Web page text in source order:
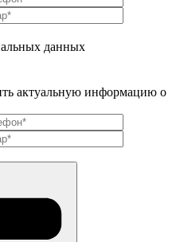
данных
актуальную информацию о